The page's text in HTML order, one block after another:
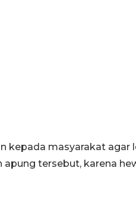
kepada masyarakat
apung tersebut, karena